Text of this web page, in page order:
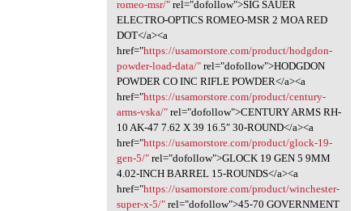
romeo-msr/"rel="dofollow">SIG SAUER
ELECTRO-OPTICS ROMEO-MSR 2 MOA RED
DOT</a><a
href="https://usamorstore.com/product/hodgdon-
powder-load-data/"rel="dofollow">HODGDON
POWDER CO INC RIFLE POWDER</a><a
href="https://usamorstore.com/product/century-
arms-vska/"rel="dofollow">CENTURY ARMS RH-
10 AK-47 7.62 X 39 16.5″ 30-ROUND</a><a
href="https://usamorstore.com/product/glock-19-
gen-5/"rel="dofollow">GLOCK 19 GEN 5 9MM
4.02-INCH BARREL 15-ROUNDS</a><a
href="https://usamorstore.com/product/winchester-
super-x-5/"rel="dofollow">45-70 GOVERNMENT